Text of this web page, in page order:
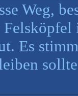
Weg,
Es